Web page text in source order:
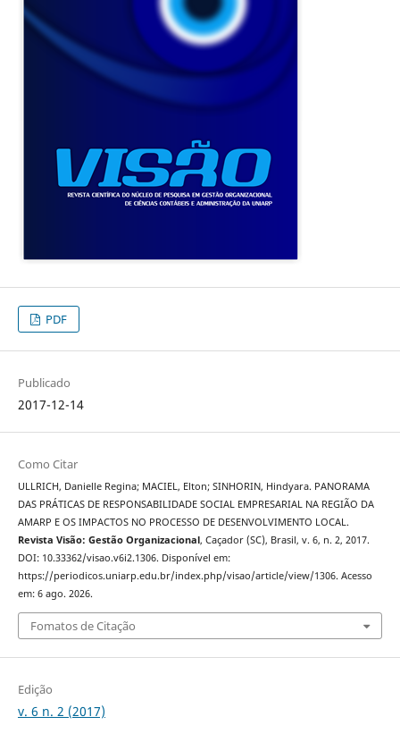
PDF
Publicado
2017-12-14
Como Citar
ULLRICH, Danielle Regina; MACIEL, Elton; SINHORIN, Hindyara. PANORAMA
DAS PRÁTICAS DE RESPONSABILIDADE SOCIAL EMPRESARIAL NA REGIÃO DA
AMARP E OS IMPACTOS NO PROCESSO DE DESENVOLVIMENTO LOCAL.
Revista Visão: Gestão Organizacional, Caçador (SC), Brasil, v. 6, n. 2, 2017.
DOI: 10.33362/visao.v6i2.1306. Disponível em:
https://periodicos.uniarp.edu.br/index.php/visao/article/view/1306. Acesso
em: 6 ago. 2026.
Fomatos de Citação
Edição
v. 6 n. 2 (2017)